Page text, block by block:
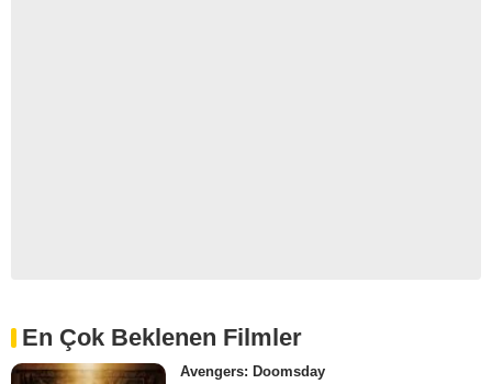
En Çok Beklenen Filmler
Avengers: Doomsday